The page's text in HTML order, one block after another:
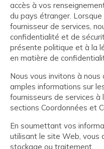
accès à vos
du pays étranger.
fournisseur de services,
confidentialité et de
présente politique et à la
en matière de
Nous vous invitons à
amples informations sur
fournisseurs de services à
sections Coordonnées et
En soumettant vos
utilisant le site Web, vous
stockage ou traitement.